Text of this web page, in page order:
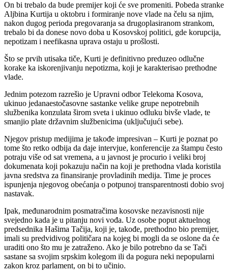
On bi trebalo da bude premijer koji će sve promeniti. Pobeda stranke
Aljbina Kurtija u oktobru i formiranje nove vlade na čelu sa njim,
nakon dugog perioda pregovaranja sa drugoplasiranom strankom,
trebalo bi da donese novo doba u Kosovskoj politici, gde korupcija,
nepotizam i neefikasna uprava ostaju u prošlosti.
Što se prvih utisaka tiče, Kurti je definitivno preduzeo odlučne
korake ka iskorenjivanju nepotizma, koji je karakterisao prethodne
vlade.
Jednim potezom razrešio je Upravni odbor Telekoma Kosova,
ukinuo jedanaestočasovne sastanke velike grupe nepotrebnih
službenika konzulata širom sveta i ukinuo odluku bivše vlade, te
smanjio plate državnim službenicima (uključujući sebe).
Njegov pristup medijima je takođe impresivan – Kurti je poznat po
tome što retko odbija da daje intervjue, konferencije za štampu često
potraju više od sat vremena, a u javnost je procurio i veliki broj
dokumenata koji pokazuju način na koji je prethodna vlada koristila
javna sredstva za finansiranje provladinih medija. Time je proces
ispunjenja njegovog obećanja o potpunoj transparentnosti dobio svoj
nastavak.
Ipak, međunarodnim posmatračima kosovske nezavisnosti nije
svejedno kada je u pitanju novi vođa. Uz osobe poput aktuelnog
predsednika Hašima Tačija, koji je, takođe, prethodno bio premijer,
imali su predvidivog političara na kojeg bi mogli da se oslone da će
uraditi ono što mu je zatraženo. Ako je bilo potrebno da se Tači
sastane sa svojim srpskim kolegom ili da pogura neki nepopularni
zakon kroz parlament, on bi to učinio.